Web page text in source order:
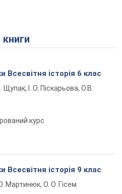
книги
Всесвітня історія 6 клас
Я. Щупак, І. О. Піскарьова, О.В.
курс
Всесвітня історія 9 клас
Мартинюк, О. О. Гісем